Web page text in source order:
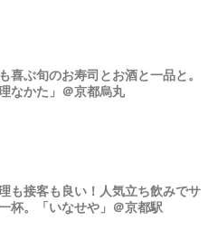
喜ぶ旬のお寿司とお酒と一品と。
理なかた」＠京都烏丸
も接客も良い！人気立ち飲みでサ
杯。「いなせや」＠京都駅